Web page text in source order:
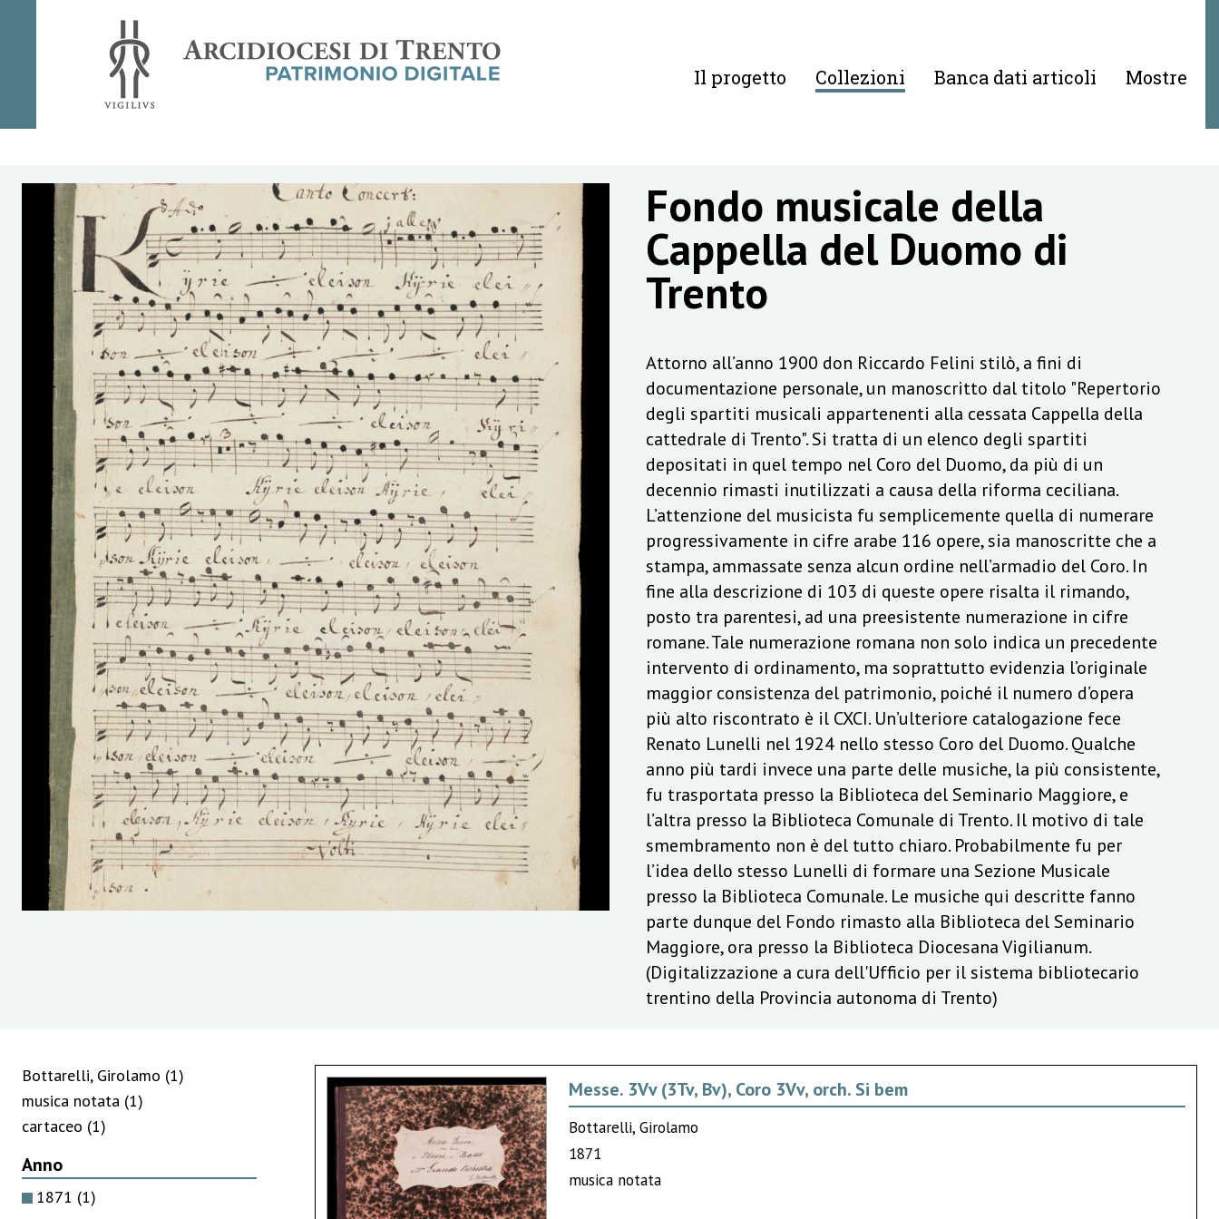
Il progetto Collezioni Banca dati articoli Mostre
Fondo musicale della
Cappella del Duomo di
Trento
Attorno all’anno 1900 don Riccardo Felini stilò, a fini di
documentazione personale, un manoscritto dal titolo "Repertorio
degli spartiti musicali appartenenti alla cessata Cappella della
cattedrale di Trento". Si tratta di un elenco degli spartiti
depositati in quel tempo nel Coro del Duomo, da più di un
decennio rimasti inutilizzati a causa della riforma ceciliana.
L’attenzione del musicista fu semplicemente quella di numerare
progressivamente in cifre arabe 116 opere, sia manoscritte che a
stampa, ammassate senza alcun ordine nell’armadio del Coro. In
fine alla descrizione di 103 di queste opere risalta il rimando,
posto tra parentesi, ad una preesistente numerazione in cifre
romane. Tale numerazione romana non solo indica un precedente
intervento di ordinamento, ma soprattutto evidenzia l’originale
maggior consistenza del patrimonio, poiché il numero d’opera
più alto riscontrato è il CXCI. Un’ulteriore catalogazione fece
Renato Lunelli nel 1924 nello stesso Coro del Duomo. Qualche
anno più tardi invece una parte delle musiche, la più consistente,
fu trasportata presso la Biblioteca del Seminario Maggiore, e
l’altra presso la Biblioteca Comunale di Trento. Il motivo di tale
smembramento non è del tutto chiaro. Probabilmente fu per
l’idea dello stesso Lunelli di formare una Sezione Musicale
presso la Biblioteca Comunale. Le musiche qui descritte fanno
parte dunque del Fondo rimasto alla Biblioteca del Seminario
Maggiore, ora presso la Biblioteca Diocesana Vigilianum.
(Digitalizzazione a cura dell'Ufficio per il sistema bibliotecario
trentino della Provincia autonoma di Trento)
Bottarelli, Girolamo (1)
musica notata (1)
cartaceo (1)
Anno
1871 (1)
Messe. 3Vv (3Tv, Bv), Coro 3Vv, orch. Si bem
Bottarelli, Girolamo
1871
musica notata